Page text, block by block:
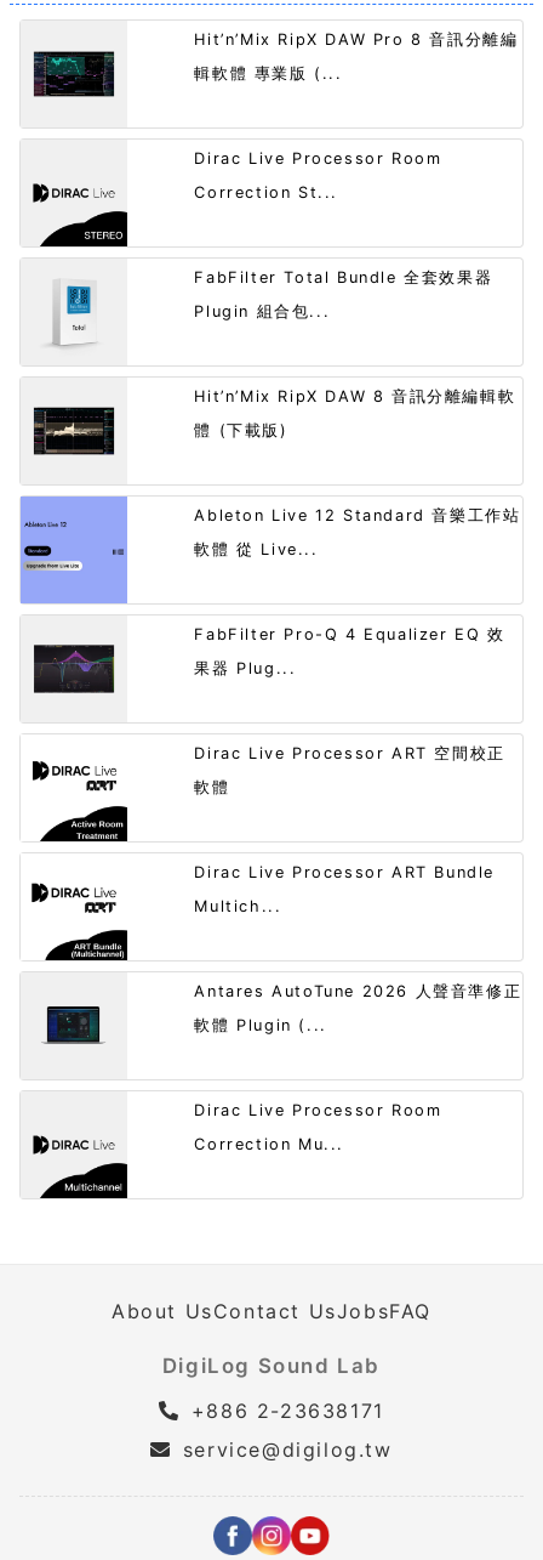
Hit’n’Mix RipX DAW Pro 8 音訊分離編
輯軟體 專業版 (...
Dirac Live Processor Room
Correction St...
FabFilter Total Bundle 全套效果器
Plugin 組合包...
Hit’n’Mix RipX DAW 8 音訊分離編輯軟
體 (下載版)
Ableton Live 12 Standard 音樂工作站
軟體 從 Live...
FabFilter Pro-Q 4 Equalizer EQ 效
果器 Plug...
Dirac Live Processor ART 空間校正
軟體
Dirac Live Processor ART Bundle
Multich...
Antares AutoTune 2026 人聲音準修正
軟體 Plugin (...
Dirac Live Processor Room
Correction Mu...
About UsContact UsJobsFAQ
DigiLog Sound Lab
+886 2-23638171
service@digilog.tw